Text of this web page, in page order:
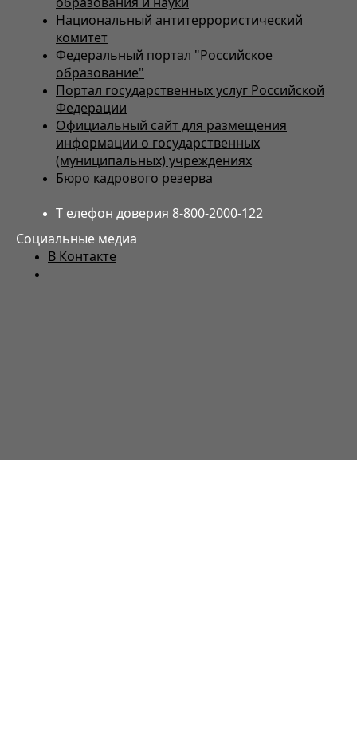
Национальный антитеррористический
комитет
Федеральный портал "Российское
образование"
Портал государственных услуг Российской
Федерации
Официальный сайт для размещения
информации о государственных
(муниципальных) учреждениях
Бюро кадрового резерва
Т елефон доверия 8-800-2000-122
Социальные медиа
В Контакте